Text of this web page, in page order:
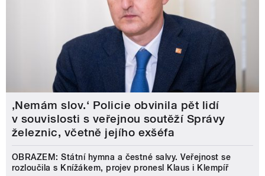
‚Nemám slov.‘ Policie obvinila pět lidí
v souvislosti s veřejnou soutěží Správy
železnic, včetně jejího exšéfa
OBRAZEM: Státní hymna a čestné salvy. Veřejnost se
rozloučila s Knížákem, projev pronesl Klaus i Klempíř